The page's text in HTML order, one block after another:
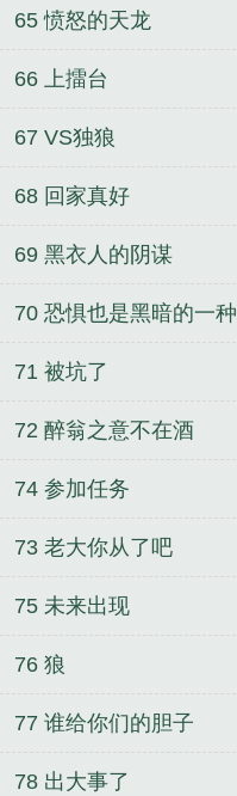
65 愤怒的天龙
66 上擂台
67 VS独狼
68 回家真好
69 黑衣人的阴谋
70 恐惧也是黑暗的一种
71 被坑了
72 醉翁之意不在酒
74 参加任务
73 老大你从了吧
75 未来出现
76 狼
77 谁给你们的胆子
78 出大事了